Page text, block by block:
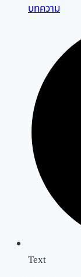
บทความ
Text